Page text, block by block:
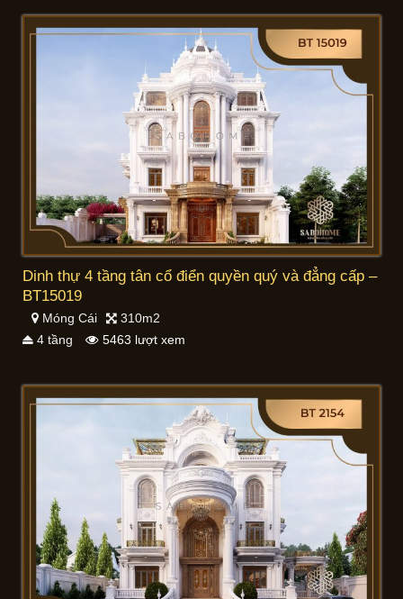
Dinh thự 4 tầng tân cổ điển quyền quý và đẳng cấp –
BT15019
Móng Cái
310m2
4 tầng
5463 lượt xem